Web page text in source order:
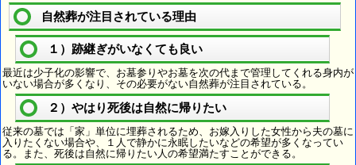
自然葬が注目されている理由
１）跡継ぎがいなくても良い
最近は少子化の影響で、お墓参りやお墓を次の代まで管理してくれる身内が
いない場合が多くなり、その必要がない自然葬が注目されている。
２）やはり死後は自然に帰りたい
従来の墓では「家」単位に埋葬されるため、お嫁入りした女性から夫の墓に
入りたくない場合や、１人で静かに永眠したいなどの希望が多くなってい
る。また、死後は自然に帰りたい人の希望満たすことができる。